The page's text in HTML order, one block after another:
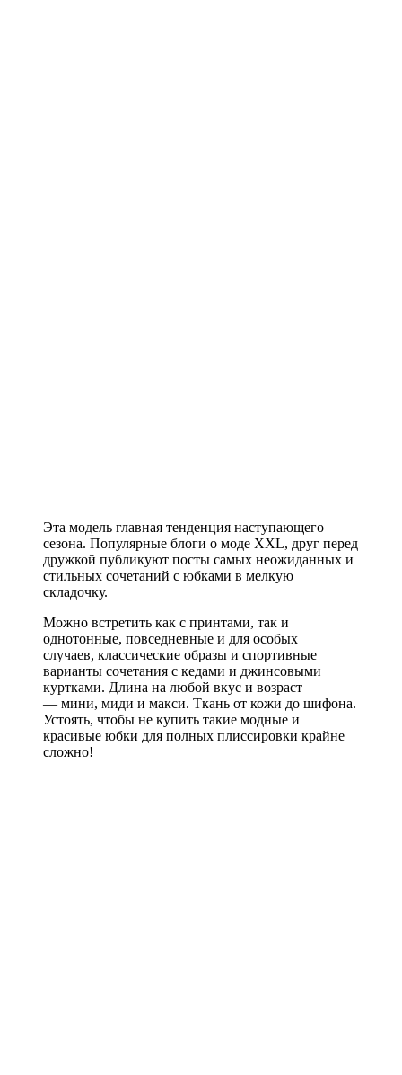
Эта модель главная тенденция наступающего
сезона. Популярные блоги о моде XXL, друг перед
дружкой публикуют посты самых неожиданных и
стильных сочетаний с юбками в мелкую
складочку.
Можно встретить как с принтами, так и
однотонные, повседневные и для особых
случаев, классические образы и спортивные
варианты сочетания с кедами и джинсовыми
куртками. Длина на любой вкус и возраст
— мини, миди и макси. Ткань от кожи до шифона.
Устоять, чтобы не купить такие модные и
красивые юбки для полных плиссировки крайне
сложно!